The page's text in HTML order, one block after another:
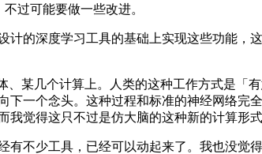
过可能要做一些改进。
深度学习工具的基础上实现这些功能，
某几个计算上。人类的这种工作方式是「
一个念头。这种过程和标准的神经网络
觉得这只不过是仿大脑的这种新的计算形式
少工具，已经可以动起来了。我也没觉得